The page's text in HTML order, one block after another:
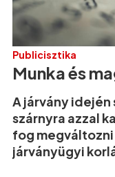
Publicisztika
Munka és
A járvány
szárnyra azzal
fog megváltozni
járványügyi